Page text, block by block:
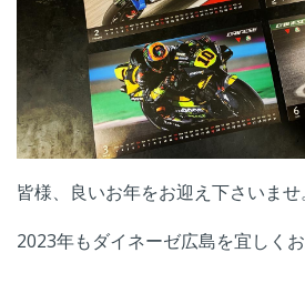
皆様、良いお年をお迎え下さいませ。
2023年もダイネーゼ広島を宜しくお